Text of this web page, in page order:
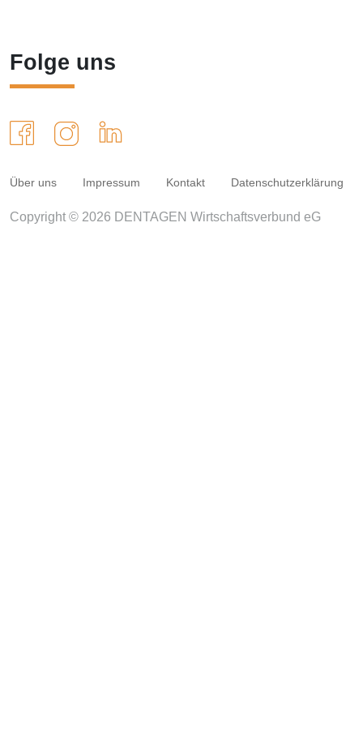
Folge uns
Über uns Impressum Kontakt Datenschutzerklärung
Copyright © 2026 DENTAGEN Wirtschaftsverbund eG